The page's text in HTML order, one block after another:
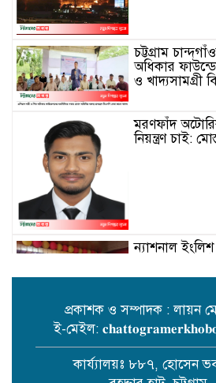
চট্টগ্রাম
অধিকার
ও খাদ্যসামগ্রী
মরণফাঁদ
নিয়ন্ত্রণ চাই:
ন্যাশনাল
পটিয়ার
চেয়ারম্যান
আলাউদ্দীন
প্রকাশক ও সম্পাদক : লায়ন
ই-মেইল:
কার্য্যালয়ঃ ৮৮৭, হোসেন